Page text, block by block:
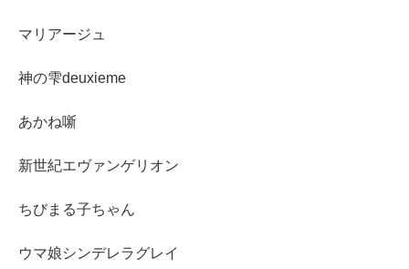
マリアージュ
神の雫deuxieme
あかね噺
新世紀エヴァンゲリオン
ちびまる子ちゃん
ウマ娘シンデレラグレイ